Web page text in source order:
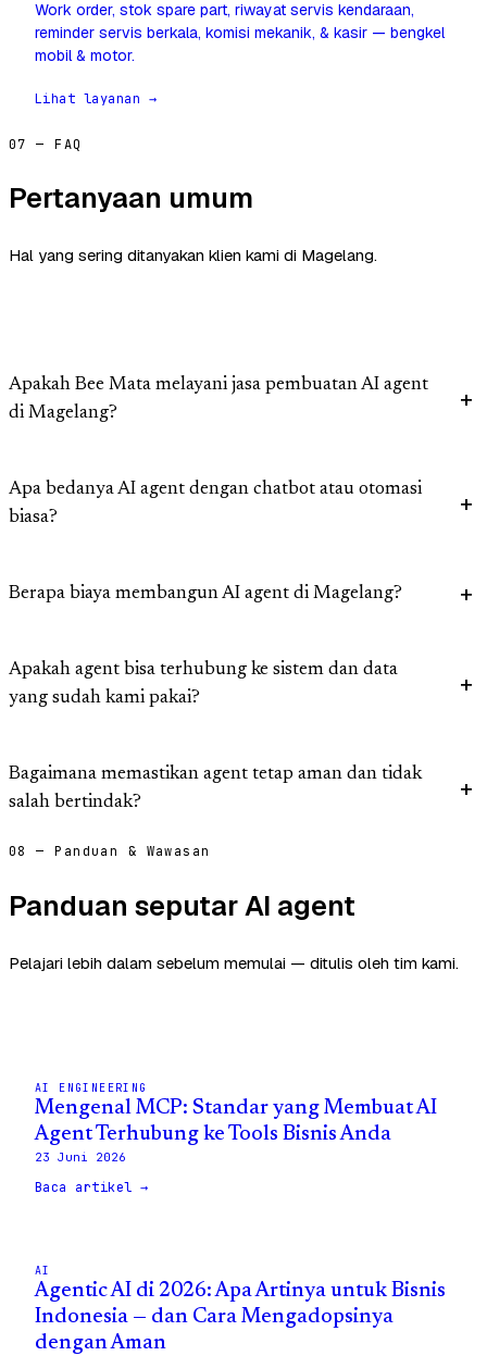
Work order, stok spare part, riwayat servis kendaraan,
reminder servis berkala, komisi mekanik, & kasir — bengkel
mobil & motor.
Lihat layanan →
07 — FAQ
Pertanyaan umum
Hal yang sering ditanyakan klien kami di Magelang.
Apakah Bee Mata melayani jasa pembuatan AI agent
di Magelang?
Apa bedanya AI agent dengan chatbot atau otomasi
biasa?
Berapa biaya membangun AI agent di Magelang?
Apakah agent bisa terhubung ke sistem dan data
yang sudah kami pakai?
Bagaimana memastikan agent tetap aman dan tidak
salah bertindak?
08 — Panduan & Wawasan
Panduan seputar AI agent
Pelajari lebih dalam sebelum memulai — ditulis oleh tim kami.
AI ENGINEERING
Mengenal MCP: Standar yang Membuat AI
Agent Terhubung ke Tools Bisnis Anda
23 Juni 2026
Baca artikel →
AI
Agentic AI di 2026: Apa Artinya untuk Bisnis
Indonesia — dan Cara Mengadopsinya
dengan Aman